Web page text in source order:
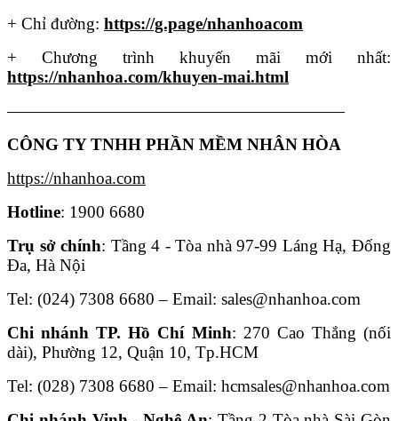
+ Chỉ đường: https://g.page/nhanhoacom
+ Chương trình khuyến mãi mới nhất:
https://nhanhoa.com/khuyen-mai.html
————————————————————
CÔNG TY TNHH PHẦN MỀM NHÂN HÒA
https://nhanhoa.com
Hotline: 1900 6680
Trụ sở chính: Tầng 4 - Tòa nhà 97-99 Láng Hạ, Đống
Đa, Hà Nội
Tel: (024) 7308 6680 – Email: sales@nhanhoa.com
Chi nhánh TP. Hồ Chí Minh: 270 Cao Thắng (nối
dài), Phường 12, Quận 10, Tp.HCM
Tel: (028) 7308 6680 – Email: hcmsales@nhanhoa.com